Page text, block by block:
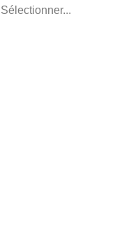
Sélectionner...